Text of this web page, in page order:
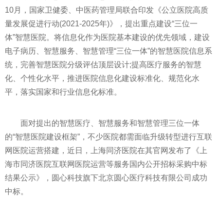
10月， 国家卫健委、中医药管理局联合印发《公立医院高质
量发展促进行动(2021-2025年)》，提出重点建设“三位一
体”智慧医院。将信息化作为医院基本建设的优先领域，建设
电子病历、智慧服务、智慧管理“三位一体”的智慧医院信息系
统，完善智慧医院分级评估顶层设计;提高医疗服务的智慧
化、个性化水平 ，推进医院信息化建设标准化、规范化水
平 ， 落实国家和行业信息化标准。
面对提出的智慧医疗、智慧服务和智慧管理三位一体
的“智慧医院建设框架”，不少医院都需面临升级转型进行互联
网医院运营搭建， 近 日，上海同济医院在其官网发布了《上
海市同济医院互联网医院运营等服务国内公开招标采购中标
结果公示》，圆心科技旗下北京圆心医疗科技有限公司成功
中标。